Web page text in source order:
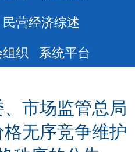
民营经济综述
织 系统平台
市场监管总局
无序竞争维护